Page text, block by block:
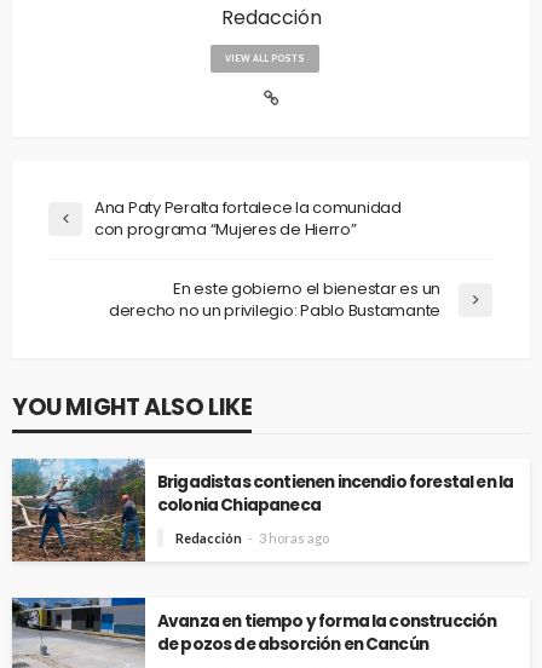
Redacción
VIEW ALL POSTS
Ana Paty Peralta fortalece la comunidad
con programa “Mujeres de Hierro”
En este gobierno el bienestar es un
derecho no un privilegio: Pablo Bustamante
YOU MIGHT ALSO LIKE
Brigadistas contienen incendio forestal en la
colonia Chiapaneca
Redacción 3 horas ago
Avanza en tiempo y forma la construcción
de pozos de absorción en Cancún